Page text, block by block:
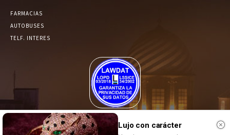
FARMACIAS
AUTOBUSES
TELF. INTERES
El Periódico de Yecla alcanza un grado más de compromiso en el
tratamiento de sus datos.
Lujo con carácter